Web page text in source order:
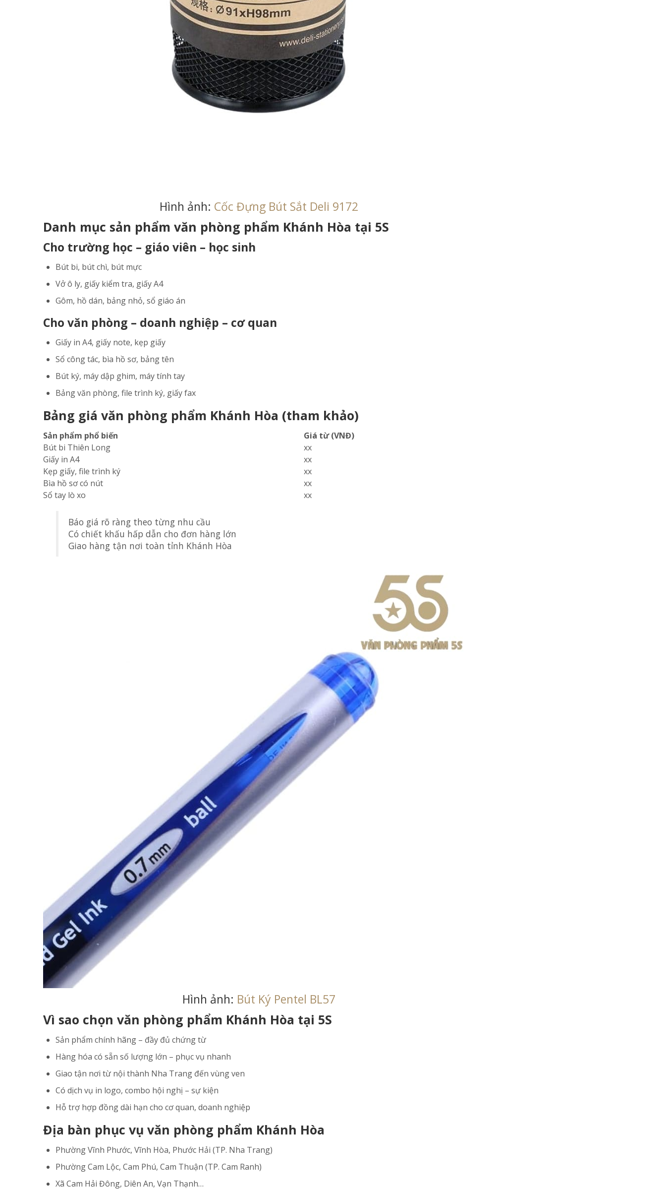
Hình ảnh: Cốc Đựng Bút Sắt Deli 9172
Danh mục sản phẩm văn phòng phẩm Khánh Hòa tại 5S
Cho trường học – giáo viên – học sinh
Bút bi, bút chì, bút mực
Vở ô ly, giấy kiểm tra, giấy A4
Gôm, hồ dán, bảng nhỏ, sổ giáo án
Cho văn phòng – doanh nghiệp – cơ quan
Giấy in A4, giấy note, kẹp giấy
Sổ công tác, bìa hồ sơ, bảng tên
Bút ký, máy dập ghim, máy tính tay
Bảng văn phòng, file trình ký, giấy fax
Bảng giá văn phòng phẩm Khánh Hòa (tham khảo)
Sản phẩm phổ biến
Giá từ (VNĐ)
Bút bi Thiên Long
xx
Giấy in A4
xx
Kẹp giấy, file trình ký
xx
Bìa hồ sơ có nút
xx
Sổ tay lò xo
xx
Báo giá rõ ràng theo từng nhu cầu
Có chiết khấu hấp dẫn cho đơn hàng lớn
Giao hàng tận nơi toàn tỉnh Khánh Hòa
Hình ảnh: Bút Ký Pentel BL57
Vì sao chọn văn phòng phẩm Khánh Hòa tại 5S
Sản phẩm chính hãng – đầy đủ chứng từ
Hàng hóa có sẵn số lượng lớn – phục vụ nhanh
Giao tận nơi từ nội thành Nha Trang đến vùng ven
Có dịch vụ in logo, combo hội nghị – sự kiện
Hỗ trợ hợp đồng dài hạn cho cơ quan, doanh nghiệp
Địa bàn phục vụ văn phòng phẩm Khánh Hòa
Phường Vĩnh Phước, Vĩnh Hòa, Phước Hải (TP. Nha Trang)
Phường Cam Lộc, Cam Phú, Cam Thuận (TP. Cam Ranh)
Xã Cam Hải Đông, Diên An, Vạn Thạnh…